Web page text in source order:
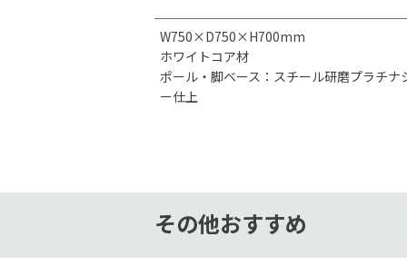
W750×D750×H700mm
ホワイトコア材
ポール・脚ベース：スチール研磨プラチナ
ー仕上
その他おすすめ